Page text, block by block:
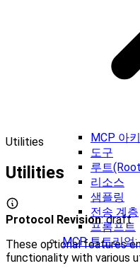
MCP 아
도구
루트
리소스
샘플링
전송 계층
프롬프트
MCP 튜토리얼
Utilities
Utilities
Protocol Revision: draft
These optional features
functionality with various